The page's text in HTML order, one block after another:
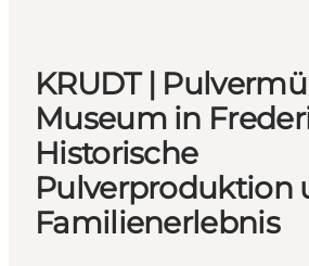
KRUDT |
Museum in
Historische
Pulverproduktion
Familienerlebnis